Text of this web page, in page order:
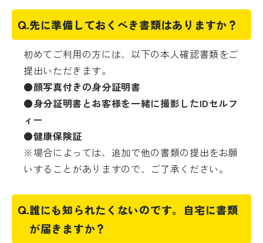
Q.先に準備しておくべき書類はありますか？
初めてご利用の方には、以下の本人確認書類をご
提出いただきます。
●顔写真付きの身分証明書
●身分証明書とお客様を一緒に撮影したIDセルフ
ィー
●健康保険証
※場合によっては、追加で他の書類の提出をお願
いすることがありますので、ご了承ください。
Q.誰にも知られたくないのです。自宅に書類
が届きますか？